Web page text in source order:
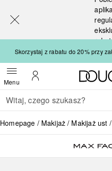
Skorzystaj z rabatu do 20% przy
MenuOtwórz menuMoje konto
Wracać
Wykonaj wyszukiwanie
Homepage Makijaż Makijaż ust
[navigation.slideout.screenreader]